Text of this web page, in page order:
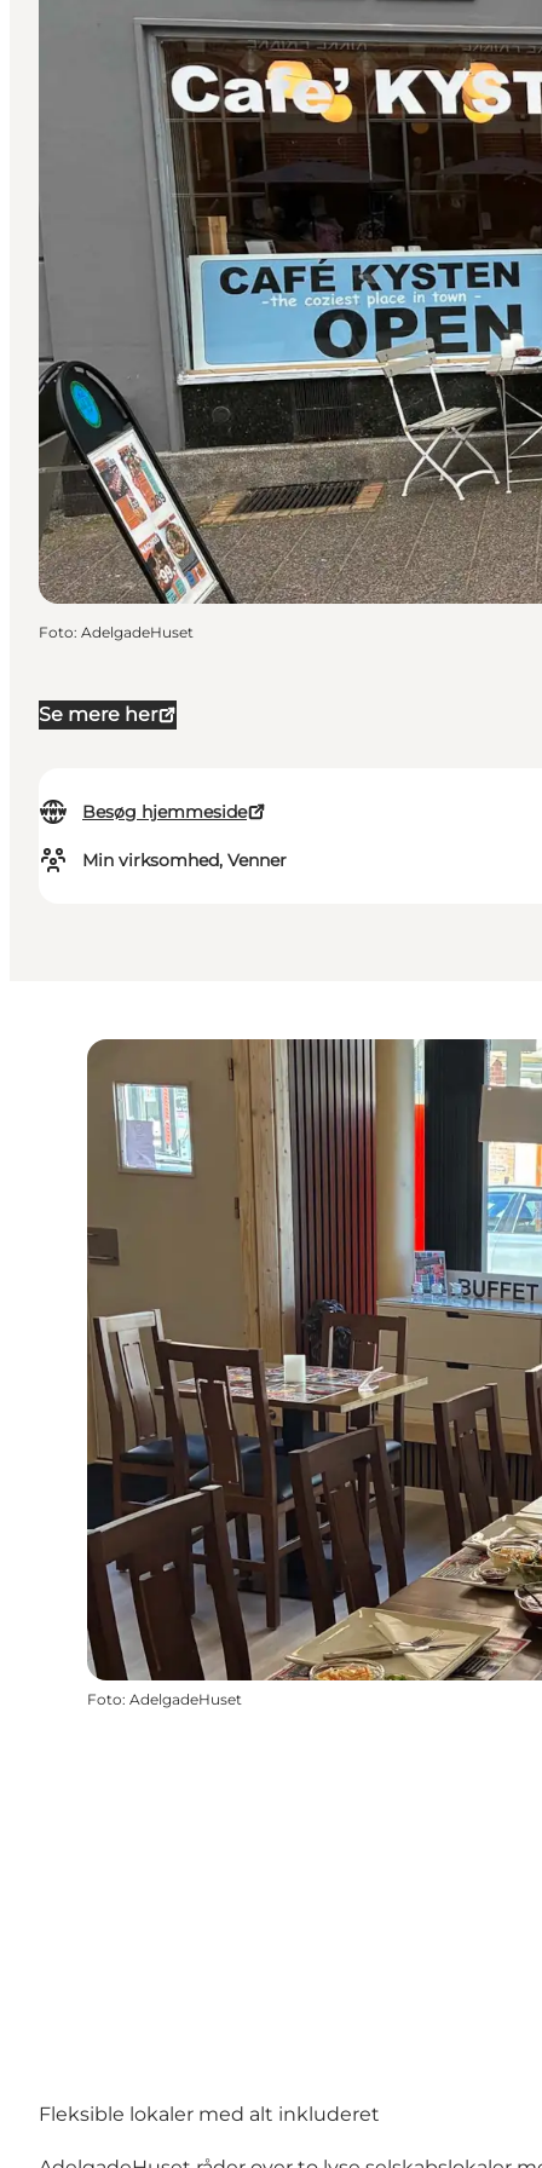
Se mere her
Besøg hjemmeside
Min virksomhed, Venner
Foto: AdelgadeHuset
Foto: AdelgadeHuset
Fleksible lokaler med alt inkluderet